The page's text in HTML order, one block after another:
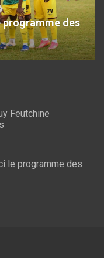
programme des
Feutchine
le programme des